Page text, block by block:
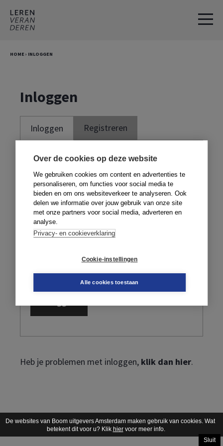
De websites van Boom uitgevers Amsterdam maken gebruik van cookies. Wat
betekent dit voor u? Klik hiervoor meer info.
Sluit
Over de cookies op deze website
We gebruiken cookies om content en advertenties te
personaliseren, om functies voor social media te
bieden en om ons websiteverkeer te analyseren. Ook
delen we informatie over jouw gebruik van onze site
met onze partners voor social media, adverteren en
analyse.
Privacy- en cookieverklaring
Cookie-instellingen
Alle cookies toestaan
naar
naar
HOME› INLOGGEN
Inloggen
Inloggen Registreren
Je moet ingelogd zijn om deze website te
kunnen gebruiken. Om te kunnen inloggen,
moet je je registreren met de code voor in
je boek. Heb je geen boek, klik dan hier.
Ik ben mijn wachtwoord vergeten
Heb je problemen met inloggen, klik dan hier.